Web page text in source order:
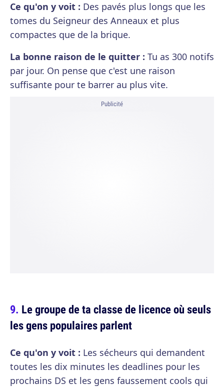
Ce qu'on y voit : Des pavés plus longs que les
tomes du Seigneur des Anneaux et plus
compactes que de la brique.
La bonne raison de le quitter : Tu as 300 notifs
par jour. On pense que c'est une raison
suffisante pour te barrer au plus vite.
Publicité
Le groupe de ta classe de licence où seuls
les gens populaires parlent
Ce qu'on y voit : Les sécheurs qui demandent
toutes les dix minutes les deadlines pour les
prochains DS et les gens faussement cools qui